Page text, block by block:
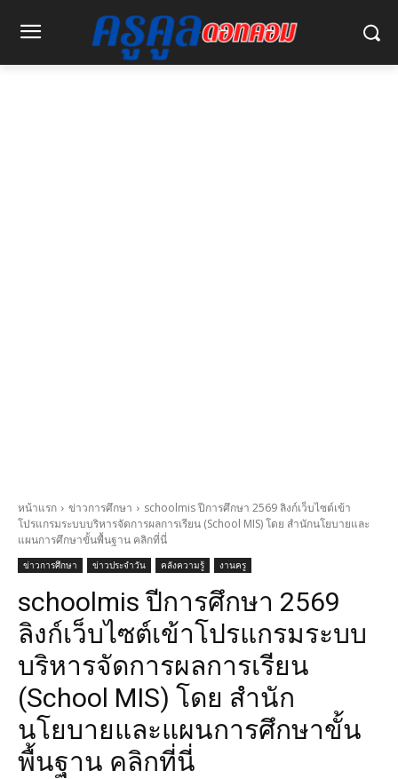
หน้าแรก ข่าวการศึกษา
schoolmis ปีการศึกษา 2569 ลิงก์เว็บไซต์เข้า
โปรแกรมระบบบริหารจัดการผลการเรียน (School MIS) โดย สำนักนโยบายและ
แผนการศึกษาขั้นพื้นฐาน คลิกที่นี่
ข่าวการศึกษา ข่าวประจำวัน คลังความรู้ งานครู
schoolmis ปีการศึกษา 2569
ลิงก์เว็บไซต์เข้าโปรแกรมระบบ
บริหารจัดการผลการเรียน
(School MIS) โดย สำนัก
นโยบายและแผนการศึกษาขั้น
พื้นฐาน คลิกที่นี่